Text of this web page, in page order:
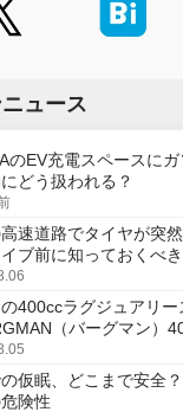
ュース
のEV充電スペースにガ
どう扱われる？
速道路でタイヤが突
ブ前に知っておくべ
400ccラグジュアリー
（バーグマン）
8月18日に発売
仮眠、どこまで安全
険性